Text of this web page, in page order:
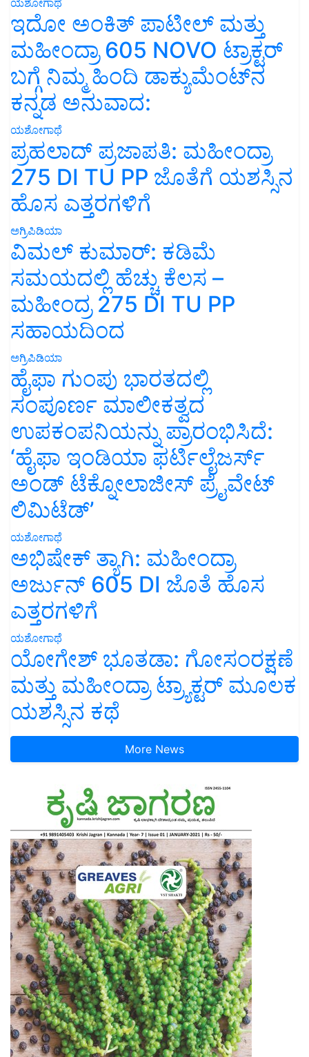
ಇದೋ ಅಂಕಿತ್ ಪಾಟೀಲ್ ಮತ್ತು
ಮಹೀಂದ್ರಾ 605 NOVO ಟ್ರಾಕ್ಟರ್
ಬಗ್ಗೆ ನಿಮ್ಮ ಹಿಂದಿ ಡಾಕ್ಯುಮೆಂಟ್‌ನ
ಕನ್ನಡ ಅನುವಾದ:
ಯಶೋಗಾಥೆ
ಪ್ರಹಲಾದ್ ಪ್ರಜಾಪತಿ: ಮಹೀಂದ್ರಾ
275 DI TU PP ಜೊತೆಗೆ ಯಶಸ್ಸಿನ
ಹೊಸ ಎತ್ತರಗಳಿಗೆ
ಅಗ್ರಿಪಿಡಿಯಾ
ವಿಮಲ್ ಕುಮಾರ್: ಕಡಿಮೆ
ಸಮಯದಲ್ಲಿ ಹೆಚ್ಚು ಕೆಲಸ –
ಮಹೀಂದ್ರ 275 DI TU PP
ಸಹಾಯದಿಂದ
ಅಗ್ರಿಪಿಡಿಯಾ
ಹೈಫಾ ಗುಂಪು ಭಾರತದಲ್ಲಿ
ಸಂಪೂರ್ಣ ಮಾಲೀಕತ್ವದ
ಉಪಕಂಪನಿಯನ್ನು ಪ್ರಾರಂಭಿಸಿದೆ:
‘ಹೈಫಾ ಇಂಡಿಯಾ ಫರ್ಟಿಲೈಜರ್ಸ್
ಅಂಡ್ ಟೆಕ್ನೋಲಾಜೀಸ್ ಪ್ರೈವೇಟ್
ಲಿಮಿಟೆಡ್’
ಯಶೋಗಾಥೆ
ಅಭಿಷೇಕ್ ತ್ಯಾಗಿ: ಮಹೀಂದ್ರಾ
ಅರ್ಜುನ್ 605 DI ಜೊತೆ ಹೊಸ
ಎತ್ತರಗಳಿಗೆ
ಯಶೋಗಾಥೆ
ಯೋಗೇಶ್ ಭೂತಡಾ: ಗೋಸಂರಕ್ಷಣೆ
ಮತ್ತು ಮಹೀಂದ್ರಾ ಟ್ರ್ಯಾಕ್ಟರ್ ಮೂಲಕ
ಯಶಸ್ಸಿನ ಕಥೆ
More News